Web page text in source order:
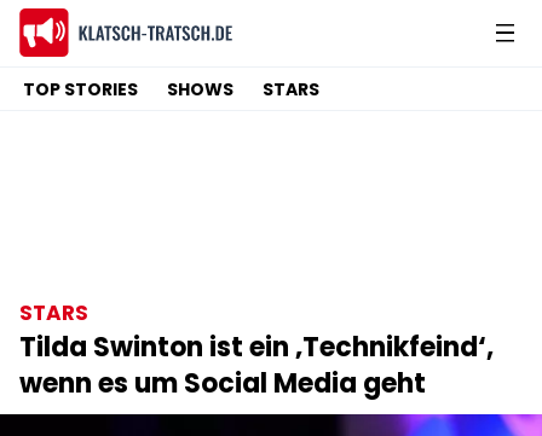
TOP STORIES SHOWS STARS
STARS
Tilda Swinton ist ein ‚Technikfeind‘,
wenn es um Social Media geht